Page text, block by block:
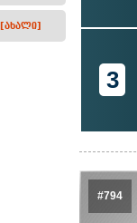
[ახალი]
3
#794